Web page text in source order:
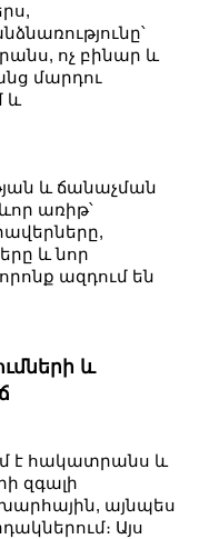
ոչ բինար և
մարդու
և
և ճանաչման
առիթ՝
և նոր
ազդում են
և
է հակատրանս և
զգալի
այնպես
Այս